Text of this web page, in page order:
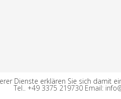
Tel.. +49 3375 219730 Email:
Dienste erklären Sie sich damit